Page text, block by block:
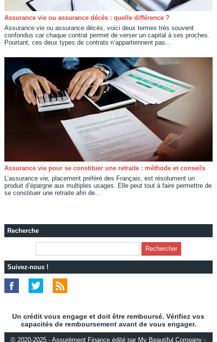
Assurance vie ou assurance décès : quelle différence ?
Assurance vie ou assurance décès, voici deux termes très souvent
confondus car chaque contrat permet de verser un capital à ses proches.
Pourtant, ces deux types de contrats n’appartiennent pas...
Assurance vie pour se constituer une retraite : méthode et conseils
L’assurance vie, placement préféré des Français, est résolument un
produit d’épargne aux multiples usages. Elle peut tout à faire permettre de
se constituer une retraite afin de...
Recherche
Suivez-nous !
Un crédit vous engage et doit être remboursé. Vérifiez vos
capacités de remboursement avant de vous engager.
© 2020-2025 - Assurément Finance édité par My Beautiful Company -